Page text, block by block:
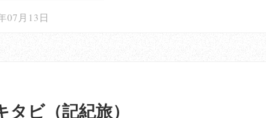
07月13日
タビ（記紀旅）